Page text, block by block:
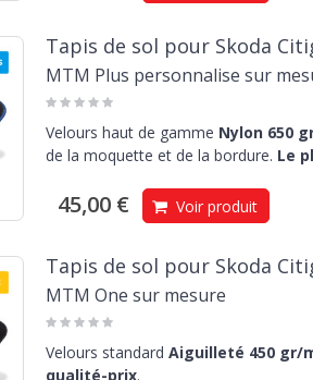
Tapis de sol pour Skoda
MTM Plus personnalise sur
Velours haut de gamme Nylon 650
de la moquette et de la bordure. Le
45,00 € Voir produit
Tapis de sol pour Skoda
MTM One sur mesure
Velours standard Aiguilleté 450 gr/
qualité-prix.